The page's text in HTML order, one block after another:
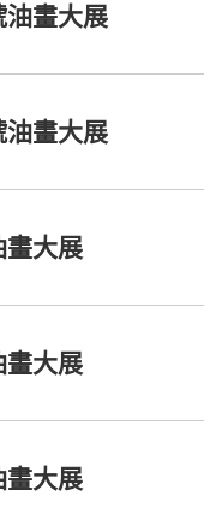
油畫大展
油畫大展
畫大展
畫大展
畫大展